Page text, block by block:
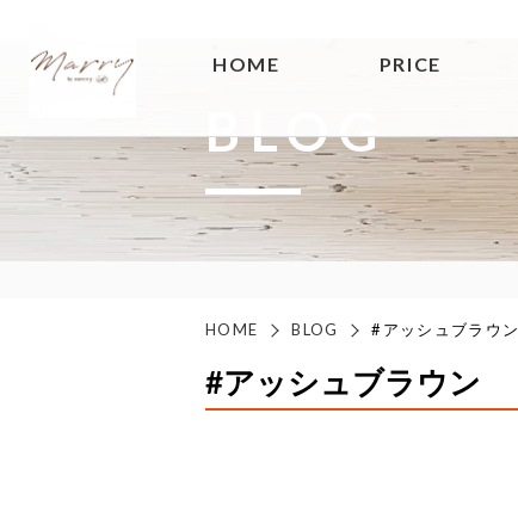
HOME PRICE
BLOG
HOME BLOG #アッシュブラウン
#アッシュブラウン